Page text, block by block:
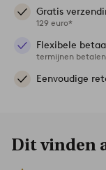
Gratis
129 euro*
Flexibele
termijnen betalen
Eenvoudige
Dit vinden